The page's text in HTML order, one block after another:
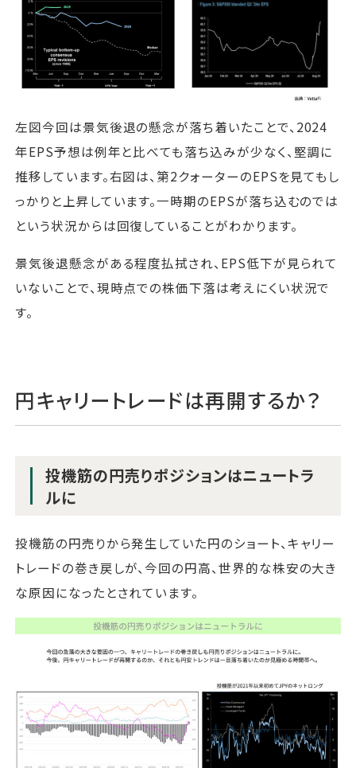
左図今回は景気後退の懸念が落ち着いたことで、2024
年EPS予想は例年と比べても落ち込みが少なく、堅調に
推移しています。右図は、第2クォーターのEPSを見てもし
っかりと上昇しています。一時期のEPSが落ち込むのでは
という状況からは回復していることがわかります。
景気後退懸念がある程度払拭され、EPS低下が見られて
いないことで、現時点での株価下落は考えにくい状況で
す。
円キャリートレードは再開するか？
投機筋の円売りポジションはニュートラ
ルに
投機筋の円売りから発生していた円のショート、キャリー
トレードの巻き戻しが、今回の円高、世界的な株安の大き
な原因になったとされています。